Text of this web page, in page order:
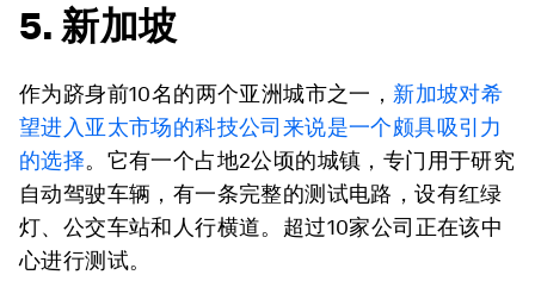
5. 新加坡
作为跻身前10名的两个亚洲城市之一， 新加坡对希
望进入亚太市场的科技公司来说是一个颇具吸引力
的选择。它有一个占地2公顷的城镇，专门用于研究
自动驾驶车辆，有一条完整的测试电路，设有红绿
灯、公交车站和人行横道。超过10家公司正在该中
心进行测试。